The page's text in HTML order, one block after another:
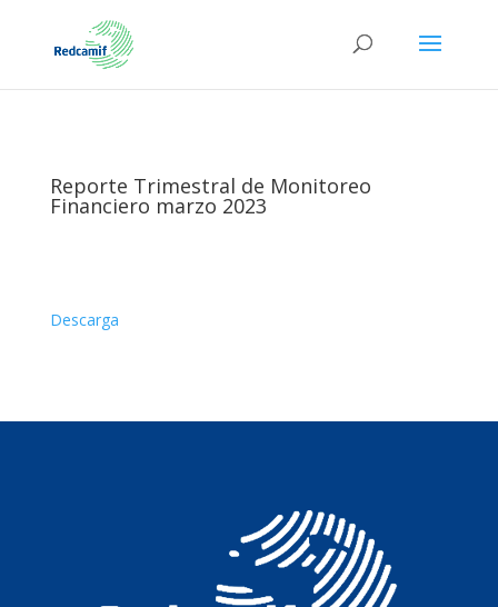
Reporte Trimestral de Monitoreo
Financiero marzo 2023
Descarga